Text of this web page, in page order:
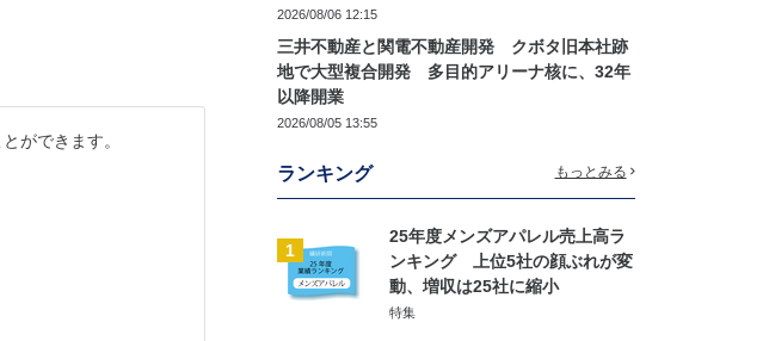
ができます。
2026/08/06 12:15
三井不動産と関電不動産開発 クボタ旧本社跡
地で大型複合開発 多目的アリーナ核に、32年
以降開業
2026/08/05 13:55
ランキング もっとみる
1
25年度メンズアパレル売上高ラ
ンキング 上位5社の顔ぶれが変
動、増収は25社に縮小
特集